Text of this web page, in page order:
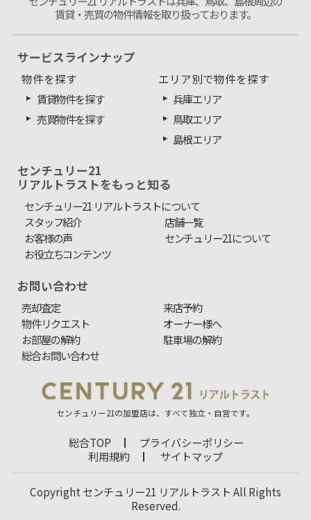
賃貸・売買の物件情報を取り扱っております。
サービスラインナップ
物件を探す
賃貸物件を探す
売買物件を探す
エリア別で物件を探す
兵庫エリア
鳥取エリア
島根エリア
センチュリー21
リアルトラストをもっと知る
センチュリー21 リアルトラストについて
スタッフ紹介
店舗一覧
お客様の声
センチュリー21について
お役立ちコンテンツ
お問い合わせ
売却査定
来店予約
物件リクエスト
オーナー様へ
お部屋の解約
駐車場の解約
総合お問い合わせ
センチュリー21の加盟店は、すべて独立・自営です。
総合TOP
プライバシーポリシー
利用規約
サイトマップ
Copyright センチュリー21 リアルトラスト All Rights
Reserved.